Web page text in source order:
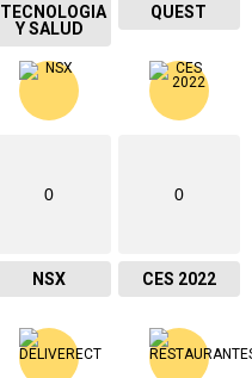
TECNOLOGIA
Y SALUD
QUEST
0
NSX
0
CES 2022